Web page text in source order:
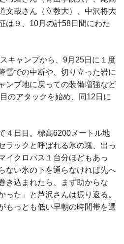
文哉さん（立教大）、中沢将大
は９、10月の計58日間にわた
キャンプから、9月25日に１度
雪での中断や、切り立った岩に
ンプ地に戻っての装備増強など
のアタックを始め、同12日に
４日目。標高6200メートル地
ラックと呼ばれる氷の塊、出っ
イクロバス１台分ほどもあっ
ない氷の下を通らなければ先へ
き込まれたら、まず助からな
った」と芦沢さんは振り返る。
もっとも低い早朝の時間帯を選